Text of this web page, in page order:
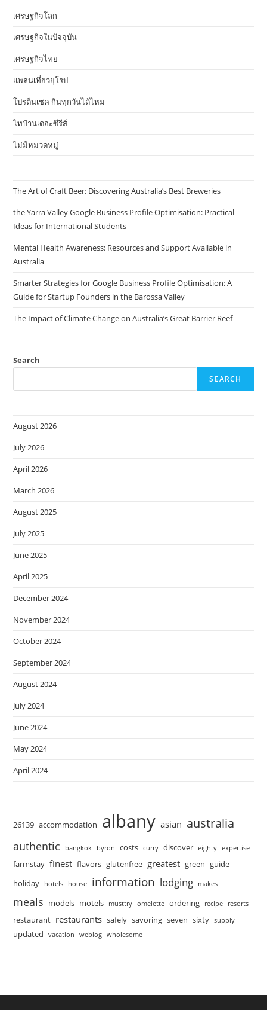
เศรษฐกิจโลก
เศรษฐกิจในปัจจุบัน
เศรษฐกิจไทย
แพลนเที่ยวยุโรป
โปรตีนเชค กินทุกวันได้ไหม
ไทบ้านเดอะซีรีส์
ไม่มีหมวดหมู่
The Art of Craft Beer: Discovering Australia’s Best Breweries
the Yarra Valley Google Business Profile Optimisation: Practical
Ideas for International Students
Mental Health Awareness: Resources and Support Available in
Australia
Smarter Strategies for Google Business Profile Optimisation: A
Guide for Startup Founders in the Barossa Valley
The Impact of Climate Change on Australia’s Great Barrier Reef
Search
SEARCH
August 2026
July 2026
April 2026
March 2026
August 2025
July 2025
June 2025
April 2025
December 2024
November 2024
October 2024
September 2024
August 2024
July 2024
June 2024
May 2024
April 2024
26139 accommodation albany asian australia
authentic bangkok byron costs curry discover eighty expertise
farmstay finest flavors glutenfree greatest green guide
holiday
hotels house information lodging makes
meals models motels musttry omelette ordering recipe resorts
restaurant restaurants safely savoring seven sixty supply
updated vacation weblog wholesome